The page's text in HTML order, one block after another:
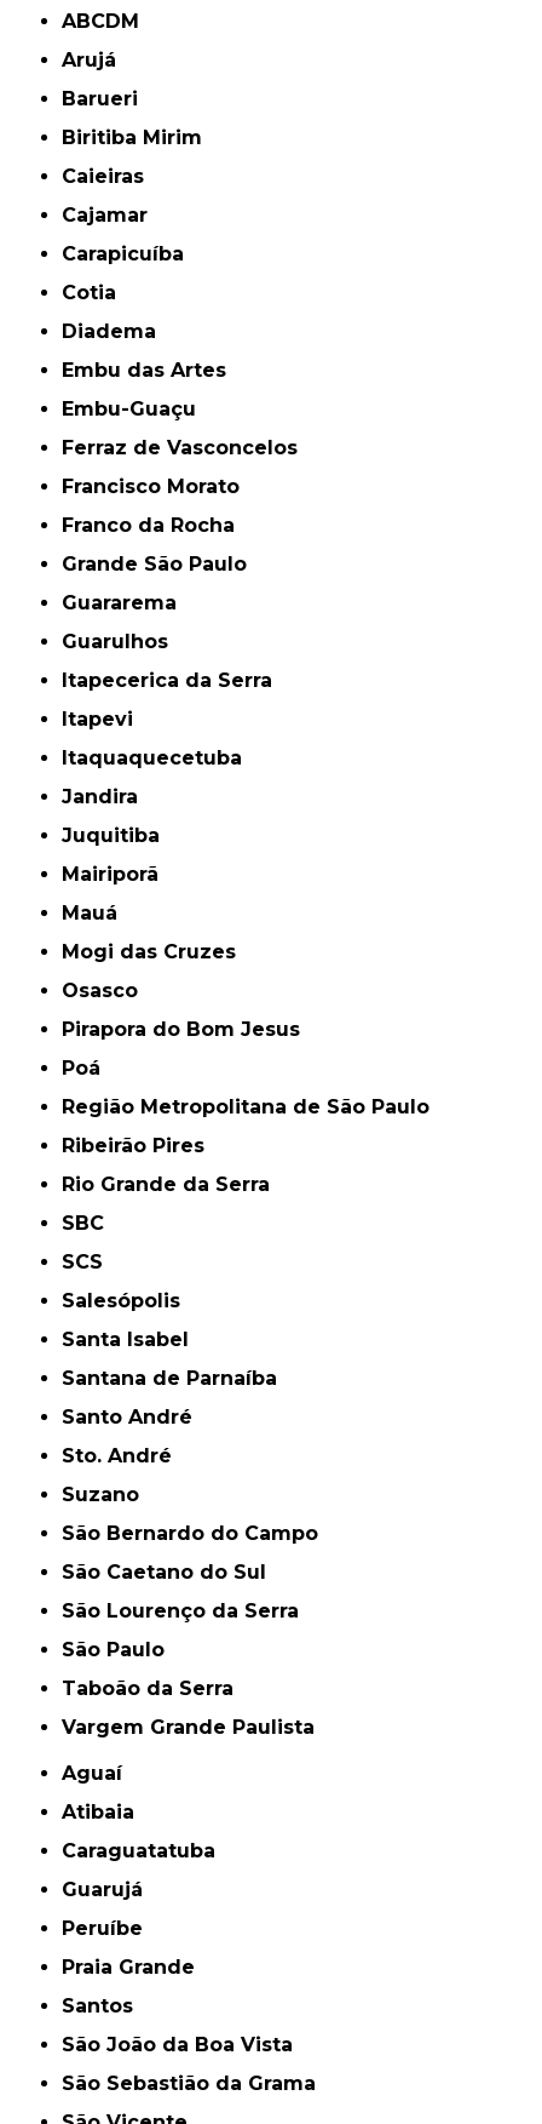
ABCDM
Arujá
Barueri
Biritiba Mirim
Caieiras
Cajamar
Carapicuíba
Cotia
Diadema
Embu das Artes
Embu-Guaçu
Ferraz de Vasconcelos
Francisco Morato
Franco da Rocha
Grande São Paulo
Guararema
Guarulhos
Itapecerica da Serra
Itapevi
Itaquaquecetuba
Jandira
Juquitiba
Mairiporã
Mauá
Mogi das Cruzes
Osasco
Pirapora do Bom Jesus
Poá
Região Metropolitana de São Paulo
Ribeirão Pires
Rio Grande da Serra
SBC
SCS
Salesópolis
Santa Isabel
Santana de Parnaíba
Santo André
Sto. André
Suzano
São Bernardo do Campo
São Caetano do Sul
São Lourenço da Serra
São Paulo
Taboão da Serra
Vargem Grande Paulista
Aguaí
Atibaia
Caraguatatuba
Guarujá
Peruíbe
Praia Grande
Santos
São João da Boa Vista
São Sebastião da Grama